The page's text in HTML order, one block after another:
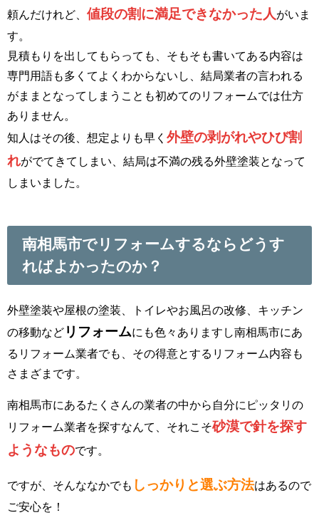
頼んだけれど、 値段の割に満足できなかった人 がいま
す。
見積もりを出してもらっても、そもそも書いてある内容は
専門用語も多くてよくわからないし、結局業者の言われる
がままとなってしまうことも初めてのリフォームでは仕方
ありません。
知人はその後、想定よりも早く 外壁の剥がれやひび割
れがでてきてしまい、結局は不満の残る外壁塗装となって
しまいました。
南相馬市でリフォームするならどうす
ればよかったのか？
外壁塗装や屋根の塗装、トイレやお風呂の改修、キッチン
の移動など リフォームにも色々ありますし南相馬市にあ
るリフォーム業者でも、その得意とするリフォーム内容も
さまざまです。
南相馬市にあるたくさんの業者の中から自分にピッタリの
リフォーム業者を探すなんて、それこそ砂漠で針を探す
ようなものです。
ですが、そんななかでも しっかりと選ぶ方法はあるので
ご安心を！